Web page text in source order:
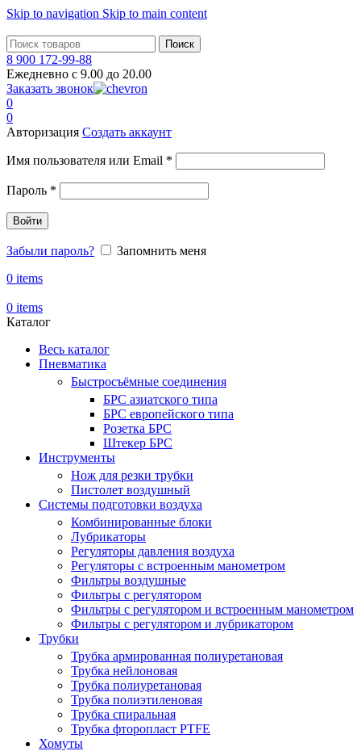
Skip to navigation Skip to main content
Поиск
8 900 172-99-88
Ежедневно с 9.00 до 20.00
Заказать звонок
0
0
Авторизация Создать аккаунт
Имя пользователя или Email *
Пароль *
Войти
Забыли пароль?
Запомнить меня
0 items
0 items
Каталог
Весь каталог
Пневматика
Быстросъёмные соединения
БРС азиатского типа
БРС европейского типа
Розетка БРС
Штекер БРС
Инструменты
Нож для резки трубки
Пистолет воздушный
Системы подготовки воздуха
Комбинированные блоки
Лубрикаторы
Регуляторы давления воздуха
Регуляторы с встроенным манометром
Фильтры воздушные
Фильтры с регулятором
Фильтры с регулятором и встроенным манометром
Фильтры с регулятором и лубрикатором
Трубки
Трубка армированная полиуретановая
Трубка нейлоновая
Трубка полиуретановая
Трубка полиэтиленовая
Трубка спиральная
Трубка фторопласт PTFE
Хомуты